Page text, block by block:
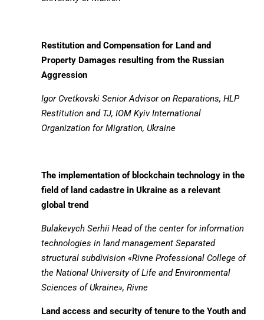
Restitution and Compensation for Land and
Property Damages resulting from the Russian
Aggression
Igor Cvetkovski Senior Advisor on Reparations, HLP
Restitution and TJ, IOM Kyiv International
Organization for Migration, Ukraine
The implementation of blockchain technology in the
field of land cadastre in Ukraine as a relevant
global trend
Bulakevych Serhii Head of the center for information
technologies in land management Separated
structural subdivision «Rivne Professional College of
the National University of Life and Environmental
Sciences of Ukraine», Rivne
Land access and security of tenure to the Youth and